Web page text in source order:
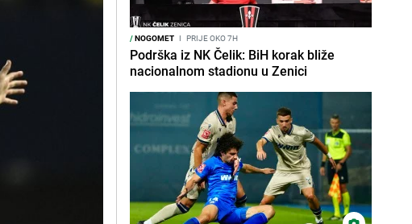
/NOGOMET I PRIJE OKO 7H
Podrška iz NK Čelik: BiH korak bliže
nacionalnom stadionu u Zenici